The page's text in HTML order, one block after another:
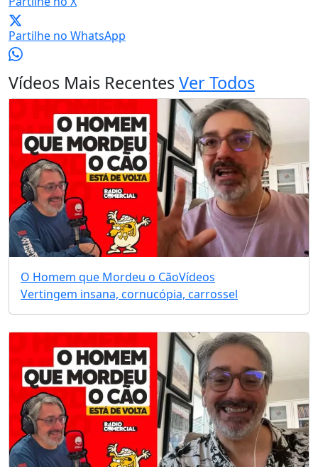
Partilhe no WhatsApp
Vídeos Mais RecentesVer Todos
O Homem que Mordeu o CãoVídeos
Vertingem insana, cornucópia, carrossel